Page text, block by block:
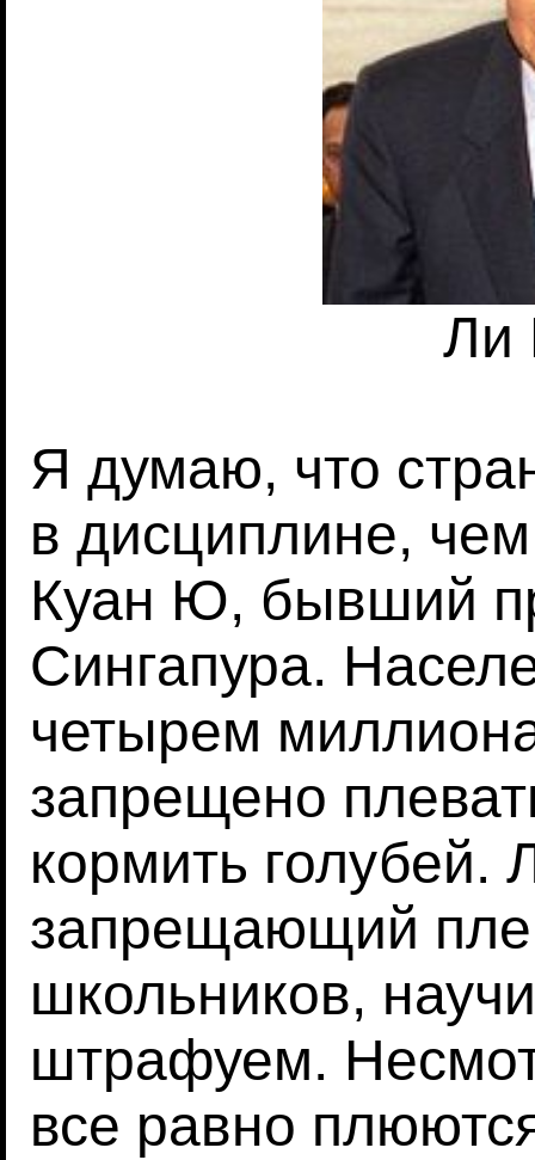
Ли
Я думаю, что
в дисциплине,
Куан Ю, бывший
Сингапура.
четырем
запрещено
кормить голубей.
запрещающий
школьников,
штрафуем.
все равно